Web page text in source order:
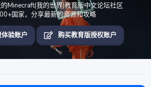
Minecraft(我的世界)教育版中文论坛社区
国家，分享最新的资源和攻略
验账户 购买教育版授权账户